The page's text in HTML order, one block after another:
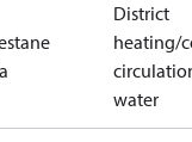
District
heating/
water